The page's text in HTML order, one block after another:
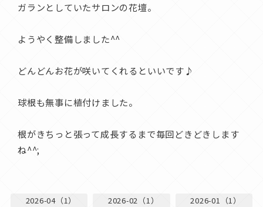
ガランとしていたサロンの花壇。
ようやく整備しました^^
どんどんお花が咲いてくれるといいです♪
球根も無事に植付けました。
根がきちっと張って成長するまで毎回どきどきします
ね^^;
2026-04（1） 2026-02（1）
2026-01（1）